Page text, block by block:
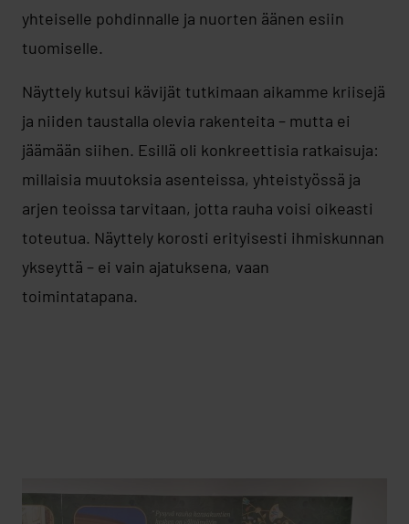
yhteiselle pohdinnalle ja nuorten äänen esiin
tuomiselle.
Näyttely kutsui kävijät tutkimaan aikamme kriisejä
ja niiden taustalla olevia rakenteita – mutta ei
jäämään siihen. Esillä oli konkreettisia ratkaisuja:
millaisia muutoksia asenteissa, yhteistyössä ja
arjen teoissa tarvitaan, jotta rauha voisi oikeasti
toteutua. Näyttely korosti erityisesti ihmiskunnan
ykseyttä – ei vain ajatuksena, vaan
toimintatapana.